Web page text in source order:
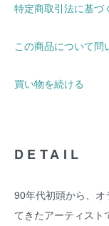
特定商取引法に基づ
この商品について問
買い物を続ける
DETAIL
90年代初頭から、
てきたアーティスト